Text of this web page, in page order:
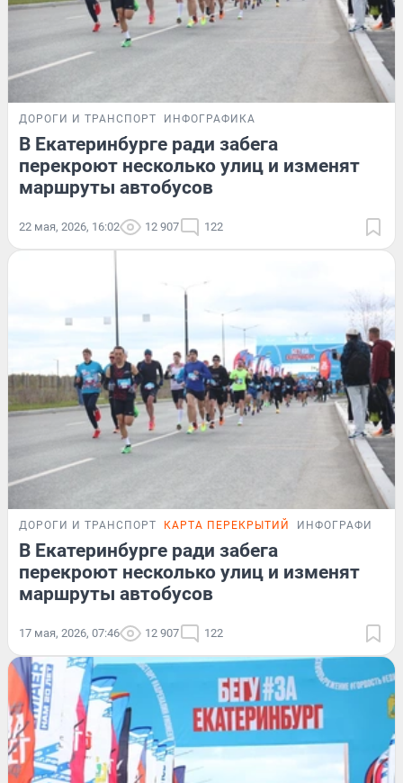
ДОРОГИ И ТРАНСПОРТ ИНФОГРАФИКА
В Екатеринбурге ради забега
перекроют несколько улиц и изменят
маршруты автобусов
22 мая, 2026, 16:02 12 907 122
ДОРОГИ И ТРАНСПОРТ КАРТА ПЕРЕКРЫТИЙ ИНФОГРАФИКА
В Екатеринбурге ради забега
перекроют несколько улиц и изменят
маршруты автобусов
17 мая, 2026, 07:46 12 907 122